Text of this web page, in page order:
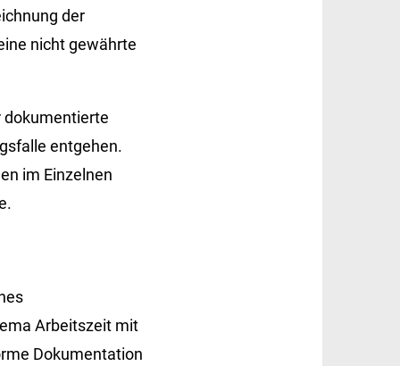
der
nicht gewährte
dokumentierte
entgehen.
im Einzelnen
Arbeitszeit mit
Dokumentation